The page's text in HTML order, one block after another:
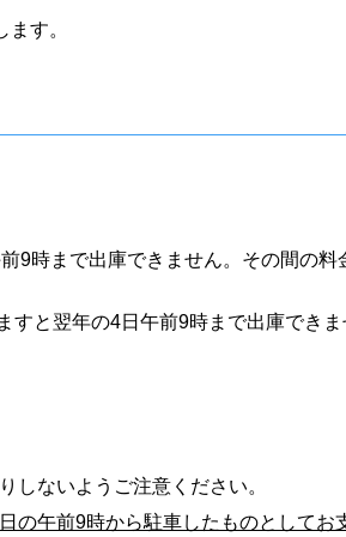
す。
9時まで出庫できません。その間の料
すと翌年の4日午前9時まで出庫できま
しないようご注意ください。
の午前9時から駐車したものとしてお